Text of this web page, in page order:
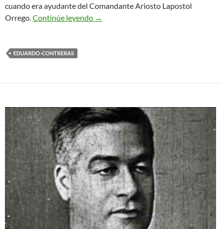
cuando era ayudante del Comandante Ariosto Lapostol
Orrego. Continúe leyendo Un pasado siempre presente (12/07/
→
EDUARDO-CONTRERAS